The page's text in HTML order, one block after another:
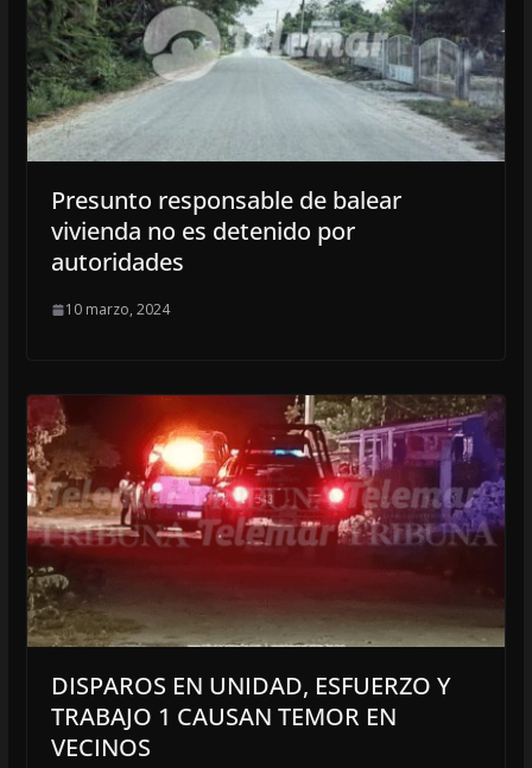
Presunto responsable de balear
vivienda no es detenido por
autoridades
10 marzo, 2024
DISPAROS EN UNIDAD, ESFUERZO Y
TRABAJO 1 CAUSAN TEMOR EN
VECINOS